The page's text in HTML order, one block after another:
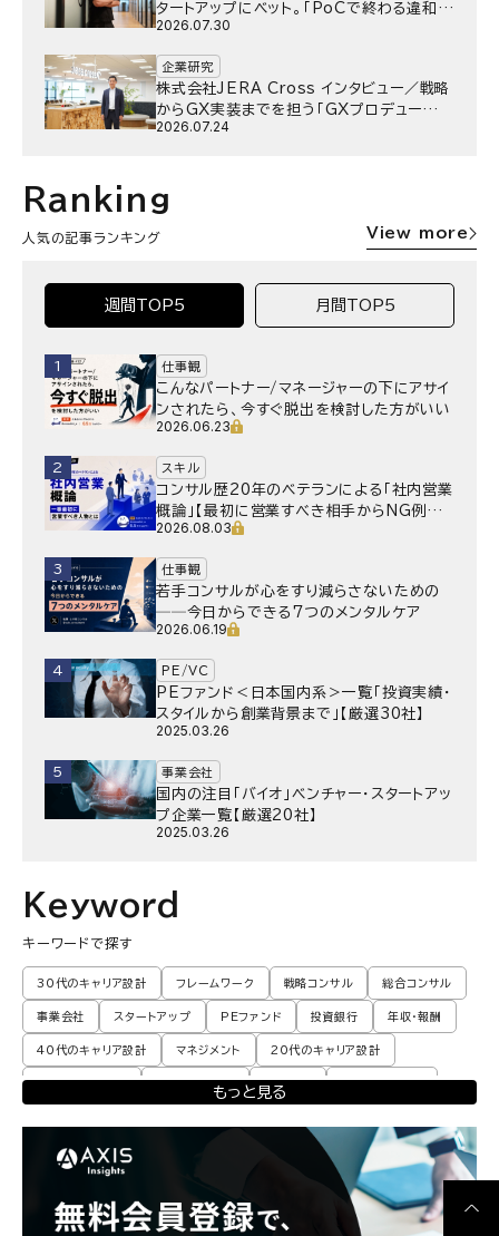
タートアップにベット。｢PoCで終わる違和
感｣はどうなったのか／Gen-AX株式会社
2026.07.30
企業研究
株式会社JERA Cross インタビュー／戦略
からGX実装までを担う「GXプロデュー
サー」というキャリア
2026.07.24
Ranking
人気の記事ランキング View more
週間TOP5 月間TOP5
1 仕事観
こんなパートナー/マネージャーの下にアサイ
ンされたら、今すぐ脱出を検討した方がいい
2026.06.23
2 スキル
コンサル歴20年のベテランによる「社内営業
概論」【最初に営業すべき相手からNG例ま
で】
2026.08.03
3 仕事観
若手コンサルが心をすり減らさないための
──今日からできる7つのメンタルケア
2026.06.19
4 PE/VC
PEファンド＜日本国内系＞一覧「投資実績・
スタイルから創業背景まで」【厳選30社】
2025.03.26
5 事業会社
国内の注目「バイオ」ベンチャー・スタートアッ
プ企業一覧【厳選20社】
2025.03.26
Keyword
キーワードで探す
30代のキャリア設計 フレームワーク 戦略コンサル 総合コンサル
事業会社 スタートアップ PEファンド 投資銀行 年収・報酬
40代のキャリア設計 マネジメント 20代のキャリア設計
転職体験談・実例 プロモーション 業界動向 コンサル現場論
エンジニア 調査レポート 独立・フリーランス
パートナー
コンサル現場論 経営企画・事業企画 メンタルケア
もっと見る